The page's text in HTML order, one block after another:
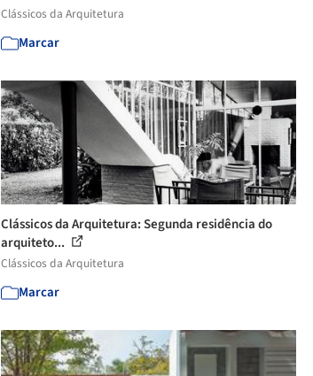
Clássicos da Arquitetura
Marcar
Clássicos da Arquitetura: Segunda residência do
arquiteto...
Clássicos da Arquitetura
Marcar